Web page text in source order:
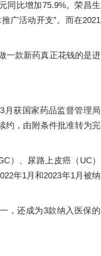
同比增加75.9%。荣昌生
广活动开支”。而在2021
一款新药真正花钱的是进
月获国家药品监督管理局
约，由附条件批准转为完
）、尿路上皮癌（UC）
年1月和2023年1月被纳
，还成为3款纳入医保的